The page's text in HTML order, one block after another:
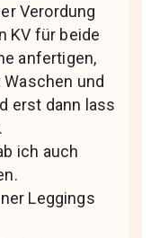
Verordung
KV für beide
anfertigen,
und
erst dann lass
ich auch
Leggings